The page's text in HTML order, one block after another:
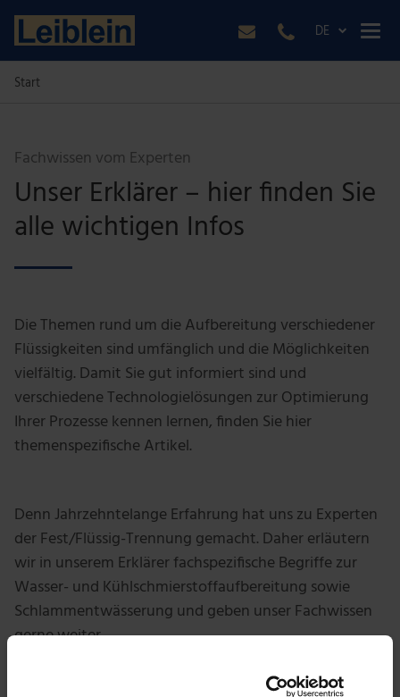
DE
Start
Fachwissen vom Experten
Unser Erklärer – hier finden Sie
alle wichtigen Infos
Die Themen rund um die Aufbereitung verschiedener
Flüssigkeiten sind umfänglich und die Möglichkeiten
vielfältig. Damit Sie gut informiert sind und
verschiedene Technologielösungen zur Optimierung
Ihrer Prozesse kennen lernen, finden Sie hier
themenspezifische Artikel.
Denn Jahrzehntelange Erfahrung hat uns zu Experten
der Fest/Flüssig-Trennung gemacht. Daher erläutern
wir in unserem Erklärer fachspezifische Begriffe zur
Wasser- und Kühlschmierstoffaufbereitung sowie
Schlammentwässerung und geben unser Fachwissen
gerne weiter.